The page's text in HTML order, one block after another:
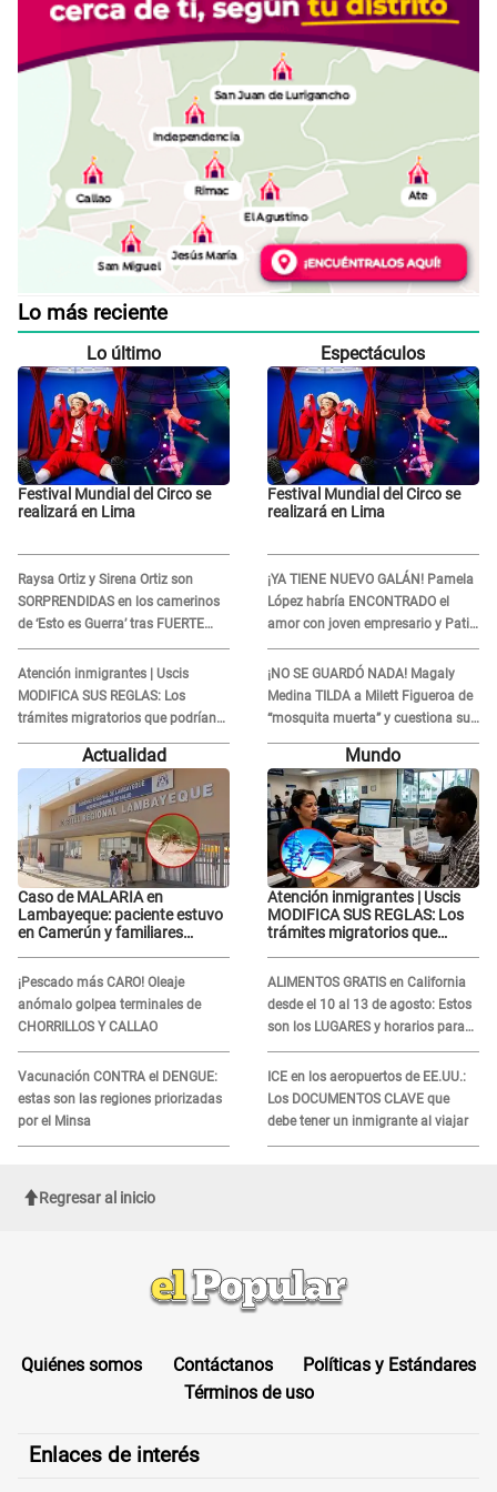
Lo más reciente
Lo último
Festival Mundial del Circo se
realizará en Lima
Raysa Ortiz y Sirena Ortiz son
SORPRENDIDAS en los camerinos
de ‘Esto es Guerra’ tras FUERTE
ENFRENTAMIENTO con Gabriel
Moisés: “Gracias”
Atención inmigrantes | Uscis
MODIFICA SUS REGLAS: Los
trámites migratorios que podrían
necesitar tu prueba de ADN
Espectáculos
Festival Mundial del Circo se
realizará en Lima
¡YA TIENE NUEVO GALÁN! Pamela
López habría ENCONTRADO el
amor con joven empresario y Pati
Lorena la ECHA en VIVO
¡NO SE GUARDÓ NADA! Magaly
Medina TILDA a Milett Figueroa de
“mosquita muerta” y cuestiona su
RECONCILIACIÓN con Marcelo
Tinelli en TV argentina
Actualidad
Caso de MALARIA en
Lambayeque: paciente estuvo
en Camerún y familiares
¡Pescado más CARO! Oleaje
anómalo golpea terminales de
CHORRILLOS Y CALLAO
Vacunación CONTRA el DENGUE:
estas son las regiones priorizadas
por el Minsa
Mundo
Atención inmigrantes | Uscis
MODIFICA SUS REGLAS: Los
trámites migratorios que
ALIMENTOS GRATIS en California
desde el 10 al 13 de agosto: Estos
son los LUGARES y horarios para
recibir la ayuda
ICE en los aeropuertos de EE.UU.:
Los DOCUMENTOS CLAVE que
debe tener un inmigrante al viajar
Regresar al inicio
Quiénes somos Contáctanos
Políticas y Estándares
Términos de uso
Enlaces de interés